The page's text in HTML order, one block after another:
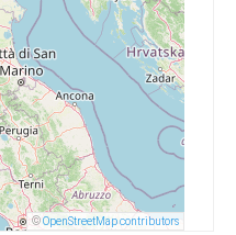
©OpenStreetMap contributors